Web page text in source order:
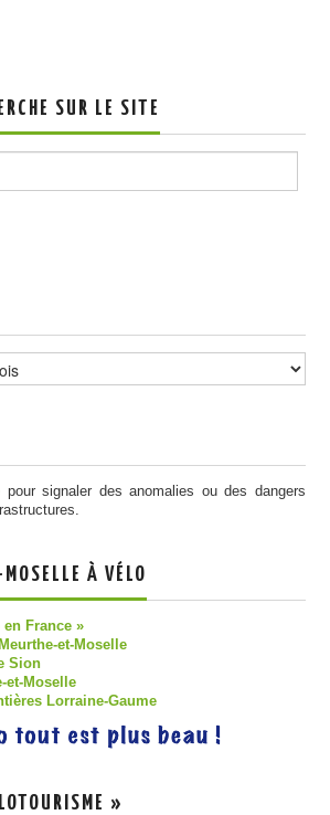
SUR LE SITE
pour signaler des anomalies ou des dangers
À VÉLO
France »
et-Moselle
Sion
et-Moselle
Lorraine-Gaume
»